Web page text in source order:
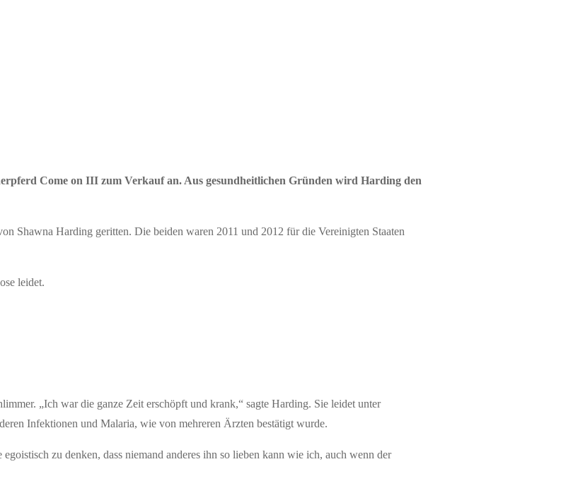
Come on III zum Verkauf an. Aus gesundheitlichen Gründen wird Harding den
Shawna Harding geritten. Die beiden waren 2011 und 2012 für die Vereinigten Staaten
leidet.
„Ich war die ganze Zeit erschöpft und krank,“ sagte Harding. Sie leidet unter
Infektionen und Malaria, wie von mehreren Ärzten bestätigt wurde.
zu denken, dass niemand anderes ihn so lieben kann wie ich, auch wenn der